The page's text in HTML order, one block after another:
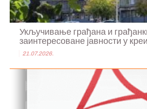
Укључивање грађана и
заинтересоване јавности у
21.07.2026.